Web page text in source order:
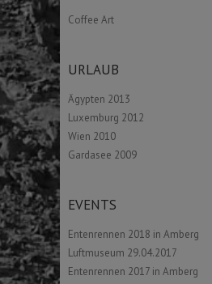
Coffee Art
URLAUB
Ägypten 2013
Luxemburg 2012
Wien 2010
Gardasee 2009
EVENTS
Entenrennen 2018 in Amberg
Luftmuseum 29.04.2017
Entenrennen 2017 in Amberg